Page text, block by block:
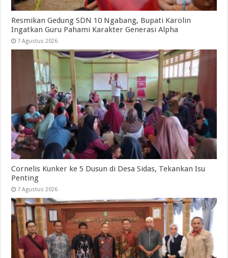
Resmikan Gedung SDN 10 Ngabang, Bupati Karolin
Ingatkan Guru Pahami Karakter Generasi Alpha
7 Agustus 2026
Cornelis Kunker ke 5 Dusun di Desa Sidas, Tekankan Isu
Penting
7 Agustus 2026